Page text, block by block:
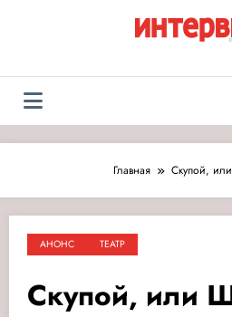
Люди и события
Главная Скупой,
АНОНС ТЕАТР
Скупой, или